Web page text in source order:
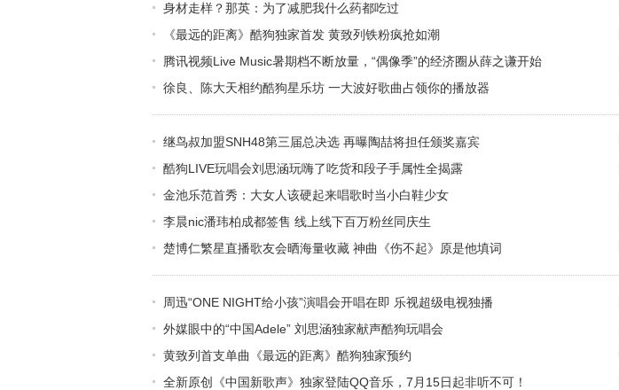
身材走样？那英：为了减肥我什么药都吃过
《最远的距离》酷狗独家首发 黄致列铁粉疯抢如潮
腾讯视频Live Music暑期档不断放量，“偶像季”的经济圈从薛之谦开始
徐良、陈大天相约酷狗星乐坊 一大波好歌曲占领你的播放器
继鸟叔加盟SNH48第三届总决选 再曝陶喆将担任颁奖嘉宾
酷狗LIVE玩唱会刘思涵玩嗨了吃货和段子手属性全揭露
金池乐范首秀：大女人该硬起来唱歌时当小白鞋少女
李晨nic潘玮柏成都签售 线上线下百万粉丝同庆生
楚博仁繁星直播歌友会晒海量收藏 神曲《伤不起》原是他填词
周迅“ONE NIGHT给小孩”演唱会开唱在即 乐视超级电视独播
外媒眼中的“中国Adele” 刘思涵独家献声酷狗玩唱会
黄致列首支单曲《最远的距离》酷狗独家预约
全新原创《中国新歌声》独家登陆QQ音乐，7月15日起非听不可！